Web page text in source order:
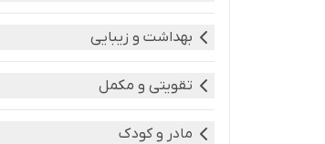
بهداشت و زیبایی
تقویتی و مکمل
مادر و کودک